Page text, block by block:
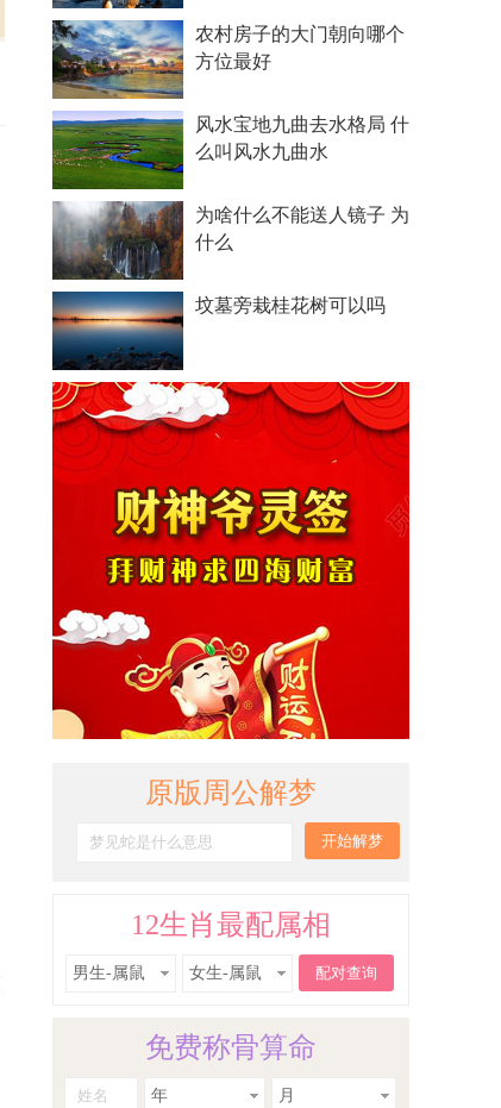
农村房子的大门朝向哪个
方位最好
风水宝地九曲去水格局 什
么叫风水九曲水
为啥什么不能送人镜子 为
什么
坟墓旁栽桂花树可以吗
原版周公解梦
12生肖最配属相
男生-属鼠 女生-属鼠
免费称骨算命
年 月